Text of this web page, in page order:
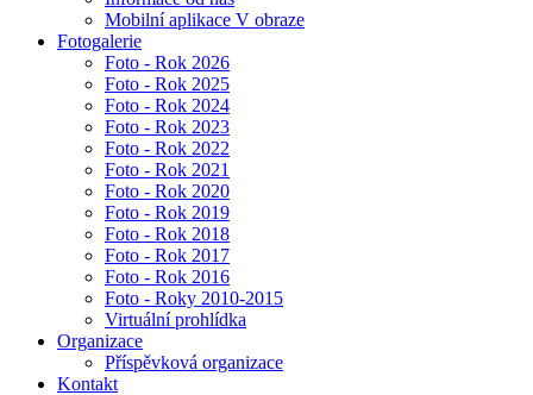
Mobilní aplikace V obraze
Fotogalerie
Foto - Rok 2026
Foto - Rok 2025
Foto - Rok 2024
Foto - Rok 2023
Foto - Rok 2022
Foto - Rok 2021
Foto - Rok 2020
Foto - Rok 2019
Foto - Rok 2018
Foto - Rok 2017
Foto - Rok 2016
Foto - Roky 2010-2015
Virtuální prohlídka
Organizace
Příspěvková organizace
Kontakt